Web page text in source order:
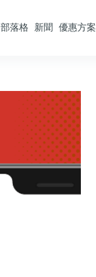
部落格 新聞 優惠方案